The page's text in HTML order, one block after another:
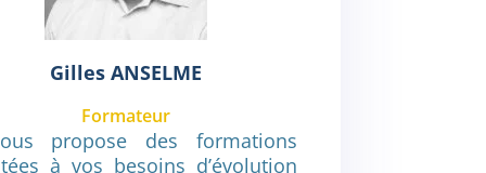
Gilles ANSELME
Formateur
propose des formations
à vos besoins d’évolution